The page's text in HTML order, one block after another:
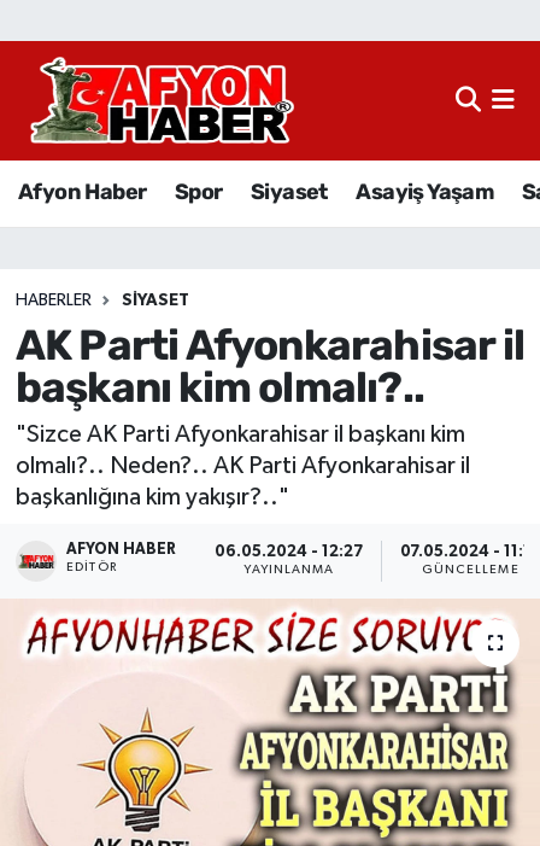
Afyon Haber Spor Siyaset Asayiş Yaşam
HABERLER SIYASET
AK Parti Afyonkarahisar il
başkanı kim olmalı?..
"Sizce AK Parti Afyonkarahisar il başkanı kim
olmalı?.. Neden?.. AK Parti Afyonkarahisar il
başkanlığına kim yakışır?.."
AFYON HABER
EDITÖR
06.05.2024 - 12:27
YAYINLANMA
07.05.2024 - 11:17
GÜNCELLEME
Afyon Haber
Sağlık
Eğitim
Sivil Toplum
Etkinlikler